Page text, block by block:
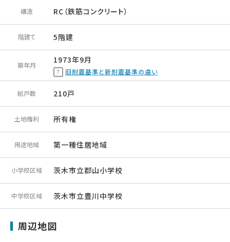
構造 RC（鉄筋コンクリート）
階建て 5階建
築年月
1973年9月
旧耐震基準と新耐震基準の違い
総戸数 210戸
土地権利 所有権
用途地域 第一種住居地域
小学校区域 茨木市立郡山小学校
中学校区域 茨木市立豊川中学校
周辺地図